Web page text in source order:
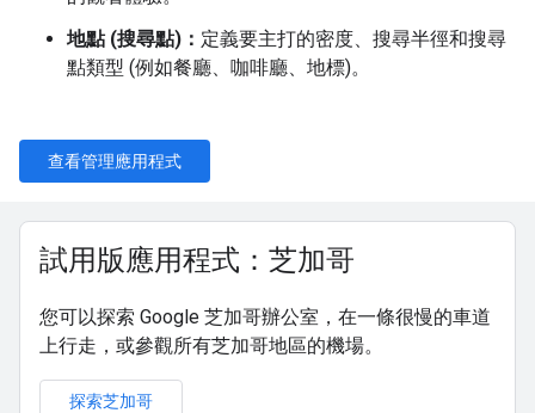
地點 (搜尋點)： 定義要主打的密度、搜尋半徑和搜尋
點類型 (例如餐廳、咖啡廳、地標)。
查看管理應用程式
試用版應用程式：芝加哥
您可以探索 Google 芝加哥辦公室，在一條很慢的車道
上行走，或參觀所有芝加哥地區的機場。
探索芝加哥